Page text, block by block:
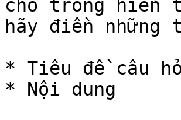
chỗ trống hiển
hãy điền
* Tiêu đề câu
* Nội dung